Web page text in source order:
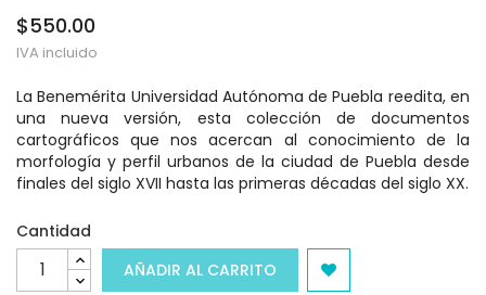
$550.00
IVA incluido
La Benemérita Universidad Autónoma de Puebla reedita, en
una nueva versión, esta colección de documentos
cartográficos que nos acercan al conocimiento de la
morfología y perfil urbanos de la ciudad de Puebla desde
finales del siglo XVII hasta las primeras décadas del siglo XX.
Cantidad
AÑADIR AL CARRITO